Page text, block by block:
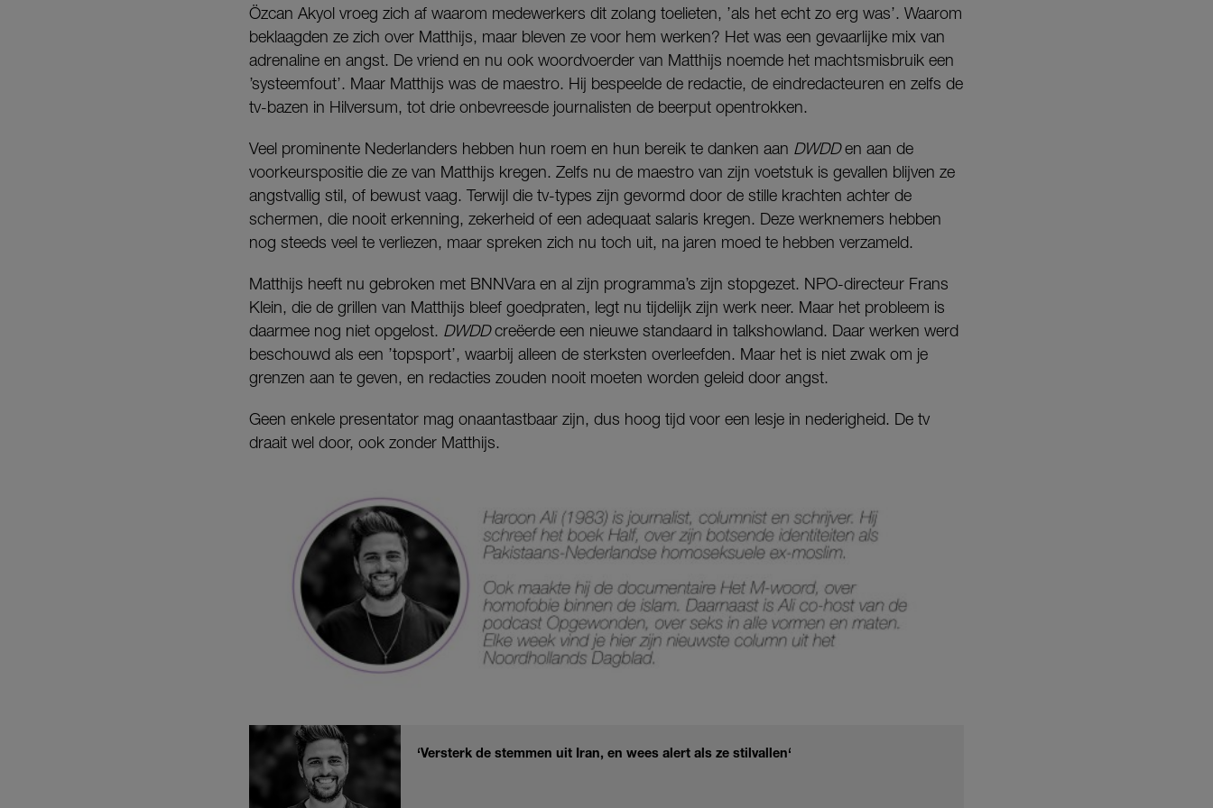
Özcan Akyol vroeg zich af waarom medewerkers dit zolang toelieten, ’als het echt zo erg was’. Waarom
beklaagden ze zich over Matthijs, maar bleven ze voor hem werken? Het was een gevaarlijke mix van
adrenaline en angst. De vriend en nu ook woordvoerder van Matthijs noemde het machtsmisbruik een
’systeemfout’. Maar Matthijs was de maestro. Hij bespeelde de redactie, de eindredacteuren en zelfs de
tv-bazen in Hilversum, tot drie onbevreesde journalisten de beerput opentrokken.
Veel prominente Nederlanders hebben hun roem en hun bereik te danken aan DWDDen aan de
voorkeurspositie die ze van Matthijs kregen. Zelfs nu de maestro van zijn voetstuk is gevallen blijven ze
angstvallig stil, of bewust vaag. Terwijl die tv-types zijn gevormd door de stille krachten achter de
schermen, die nooit erkenning, zekerheid of een adequaat salaris kregen. Deze werknemers hebben
nog steeds veel te verliezen, maar spreken zich nu toch uit, na jaren moed te hebben verzameld.
Matthijs heeft nu gebroken met BNNVara en al zijn programma’s zijn stopgezet. NPO-directeur Frans
Klein, die de grillen van Matthijs bleef goedpraten, legt nu tijdelijk zijn werk neer. Maar het probleem is
daarmee nog niet opgelost. DWDDcreëerde een nieuwe standaard in talkshowland. Daar werken werd
beschouwd als een ’topsport’, waarbij alleen de sterksten overleefden. Maar het is niet zwak om je
grenzen aan te geven, en redacties zouden nooit moeten worden geleid door angst.
Geen enkele presentator mag onaantastbaar zijn, dus hoog tijd voor een lesje in nederigheid. De tv
draait wel door, ook zonder Matthijs.
‘Versterk de stemmen uit Iran, en wees alert als ze stilvallen‘